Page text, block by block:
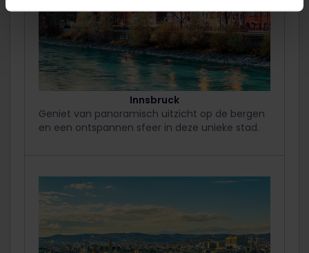
Innsbruck
Geniet van panoramisch uitzicht op de bergen
en een ontspannen sfeer in deze unieke stad.